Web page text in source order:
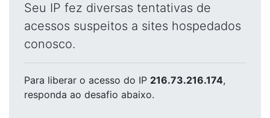
Seu IP fez diversas tentativas de
acessos suspeitos a sites hospedados
conosco.
Para liberar o acesso do IP 216.73.216.174,
responda ao desafio abaixo.